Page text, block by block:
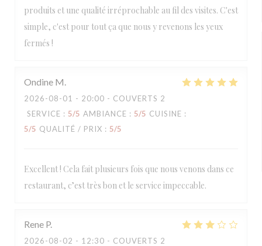
produits et une qualité irréprochable au fil des visites. C'est
simple, c'est pour tout ça que nous y revenons les yeux
fermés !
Ondine M
2026-08-01 - 20:00 - COUVERTS 2
SERVICE : 5/5 AMBIANCE : 5/5 CUISINE :
5/5 QUALITÉ / PRIX : 5/5
Excellent ! Cela fait plusieurs fois que nous venons dans ce
restaurant, c’est très bon et le service impeccable.
Rene P
2026-08-02 - 12:30 - COUVERTS 2